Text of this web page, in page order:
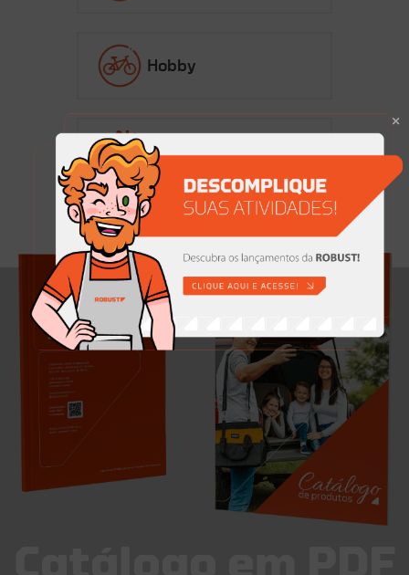
Hobby
Lançamentos